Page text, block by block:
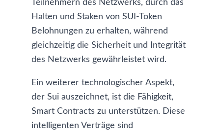
Teilnehmern des Netzwerks, durch das
Halten und Staken von SUI-Token
Belohnungen zu erhalten, während
gleichzeitig die Sicherheit und Integrität
des Netzwerks gewährleistet wird.
Ein weiterer technologischer Aspekt,
der Sui auszeichnet, ist die Fähigkeit,
Smart Contracts zu unterstützen. Diese
intelligenten Verträge sind